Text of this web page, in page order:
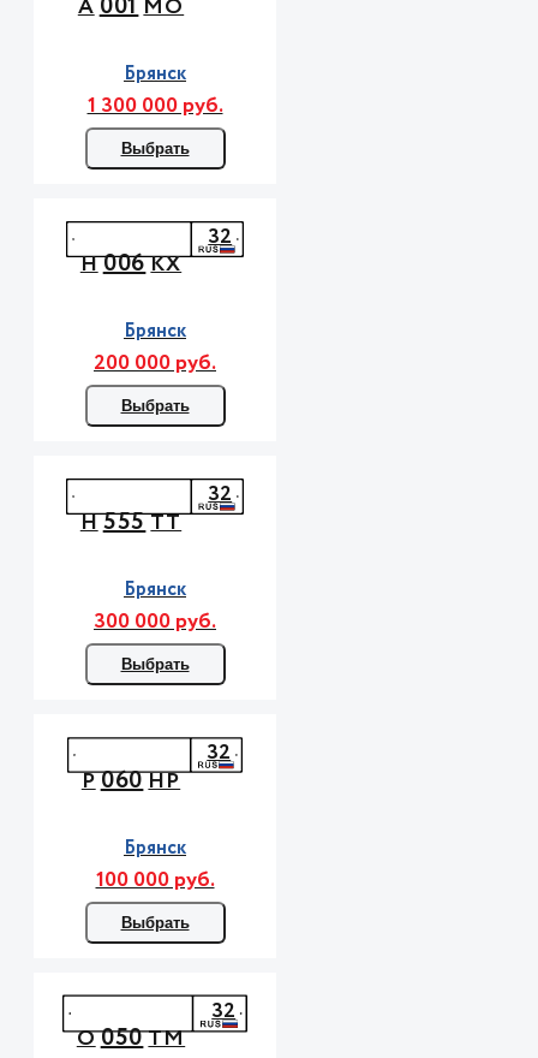
А МО
Брянск
1 300 000 руб.
Выбрать
Н006КХ
32
Брянск
200 000 руб.
Выбрать
Н555ТТ
32
Брянск
300 000 руб.
Выбрать
Р060НР
32
Брянск
100 000 руб.
Выбрать
О050ТМ
32